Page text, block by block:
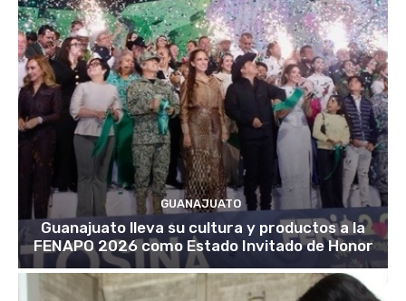
GUANAJUATO
Guanajuato lleva su cultura y productos a la
FENAPO 2026 como Estado Invitado de Honor